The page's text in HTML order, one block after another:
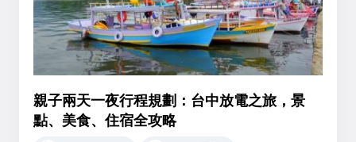
親子兩天一夜行程規劃：台中放電之旅，景
點、美食、住宿全攻略